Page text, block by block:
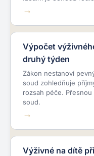
Výpočet
druhý týden
Zákon nestanoví
soud zohledňuje
rozsah péče.
soud.
Výživné na dítě